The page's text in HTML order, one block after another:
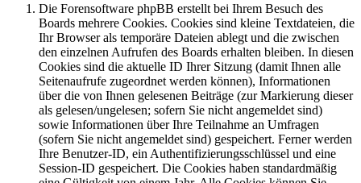
Die Forensoftware phpBB erstellt bei Ihrem Besuch des
Boards mehrere Cookies. Cookies sind kleine Textdateien, die
Ihr Browser als temporäre Dateien ablegt und die zwischen
den einzelnen Aufrufen des Boards erhalten bleiben. In diesen
Cookies sind die aktuelle ID Ihrer Sitzung (damit Ihnen alle
Seitenaufrufe zugeordnet werden können), Informationen
über die von Ihnen gelesenen Beiträge (zur Markierung dieser
als gelesen/ungelesen; sofern Sie nicht angemeldet sind)
sowie Informationen über Ihre Teilnahme an Umfragen
(sofern Sie nicht angemeldet sind) gespeichert. Ferner werden
Ihre Benutzer-ID, ein Authentifizierungsschlüssel und eine
Session-ID gespeichert. Die Cookies haben standardmäßig